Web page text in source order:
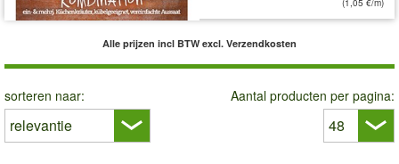
(1,05 €/m)
Alle prijzen incl BTW excl. Verzendkosten
sorteren naar: Aantal producten per pagina: